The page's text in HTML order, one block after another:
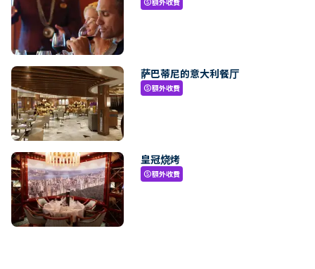
paid
萨巴蒂尼的意大利餐厅
paid額外收費
皇冠烧烤
paid額外收費